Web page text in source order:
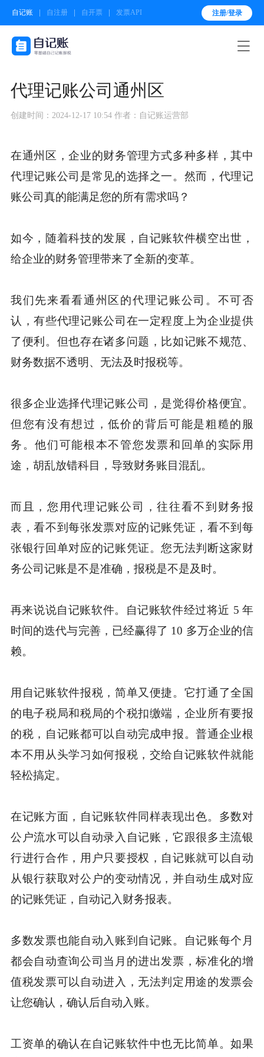
自记账 自注册 自开票 发票API 注册/登录

代理记账公司通州区
创建时间：2024-12-17 10:54 作者：自记账运营部
在通州区，企业的财务管理方式多种多样，其中
代理记账公司是常见的选择之一。然而，代理记
账公司真的能满足您的所有需求吗？
如今，随着科技的发展，自记账软件横空出世，
给企业的财务管理带来了全新的变革。
我们先来看看通州区的代理记账公司。不可否
认，有些代理记账公司在一定程度上为企业提供
了便利。但也存在诸多问题，比如记账不规范、
财务数据不透明、无法及时报税等。
很多企业选择代理记账公司，是觉得价格便宜。
但您有没有想过，低价的背后可能是粗糙的服
务。他们可能根本不管您发票和回单的实际用
途，胡乱放错科目，导致财务账目混乱。
而且，您用代理记账公司，往往看不到财务报
表，看不到每张发票对应的记账凭证，看不到每
张银行回单对应的记账凭证。您无法判断这家财
务公司记账是不是准确，报税是不是及时。
再来说说自记账软件。自记账软件经过将近 5 年
时间的迭代与完善，已经赢得了 10 多万企业的信
赖。
用自记账软件报税，简单又便捷。它打通了全国
的电子税局和税局的个税扣缴端，企业所有要报
的税，自记账都可以自动完成申报。普通企业根
本不用从头学习如何报税，交给自记账软件就能
轻松搞定。
在记账方面，自记账软件同样表现出色。多数对
公户流水可以自动录入自记账，它跟很多主流银
行进行合作，用户只要授权，自记账就可以自动
从银行获取对公户的变动情况，并自动生成对应
的记账凭证，自动记入财务报表。
多数发票也能自动入账到自记账。自记账每个月
都会自动查询公司当月的进出发票，标准化的增
值税发票可以自动进入，无法判定用途的发票会
让您确认，确认后自动入账。
工资单的确认在自记账软件中也无比简单。如果